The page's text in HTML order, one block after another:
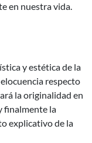
en nuestra vida.
y estética de la
respecto
la originalidad en
finalmente la
explicativo de la